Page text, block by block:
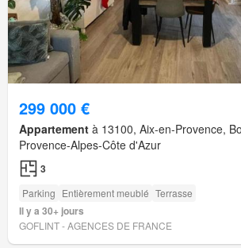
299 000 €
Appartement à 13100, Aix-en-Provence,
Provence-Alpes-Côte d'Azur
3
Parking Entièrement meublé Terrasse
Il y a 30+ jours
GOFLINT - AGENCES DE FRANCE